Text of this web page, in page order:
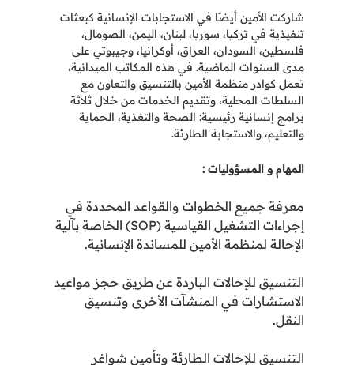
شاركت الأمين أيضًا في الاستجابات الإنسانية كبعثات
تنفيذية في تركيا، سوريا، لبنان، اليمن، الصومال،
فلسطين، السودان، العراق، أوكرانيا، وجيبوتي على
مدى السنوات الماضية. في هذه المكاتب الميدانية،
تعمل كوادر منظمة الأمين بالتنسيق والتعاون مع
السلطات المحلية، وتقديم الخدمات من خلال ثلاثة
برامج إنسانية رئيسية: الصحة والتغذية، الحماية
والتعليم، والاستجابة الطارئة.
المهام و المسؤوليات :
معرفة جميع الخطوات والقواعد المحددة في
إجراءات التشغيل القياسية (SOP)
الخاصة بآلية
الإحالة لمنظمة الأمين للمساندة الإنسانية.
التنسيق للإحالات الباردة عن طريق حجز مواعيد
الاستشارات في المنشآت الأخرى وتنسيق
النقل.
التنسيق للإحالات الطارئة وتأمين شواغر